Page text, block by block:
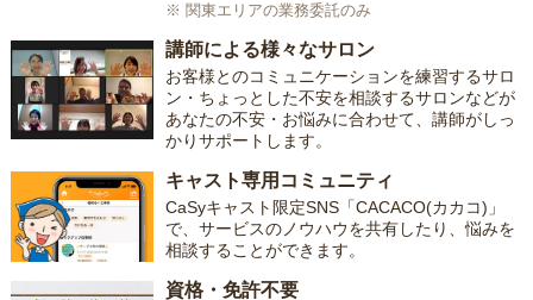
※ 関東エリアの業務委託のみ
講師による様々なサロン
お客様とのコミュニケーションを練習するサロ
ン・ちょっとした不安を相談するサロンなどが
あなたの不安・お悩みに合わせて、講師がしっ
かりサポートします。
キャスト専用コミュニティ
CaSyキャスト限定SNS「CACACO(カカコ)」
で、サービスのノウハウを共有したり、悩みを
相談することができます。
資格・免許不要